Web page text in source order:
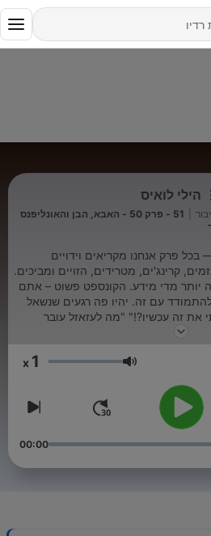
הילי לואיס
51 - פרק 50 - האבא, הבן והאונליפנס
בכל פרק אנחנו מקריאים וידויים
קרינג'ים, מטרידים, הזויים ומביכים.
יותר מדי מידע. הקונספט פשוט – אתם
להתמודד עם זה. יהיו פה רגעים שנשאל
זה עכשיו?!" "מה לעזאזל עובר
בלילה אחרי זה?!"
עוצמת שמע 1
00:00